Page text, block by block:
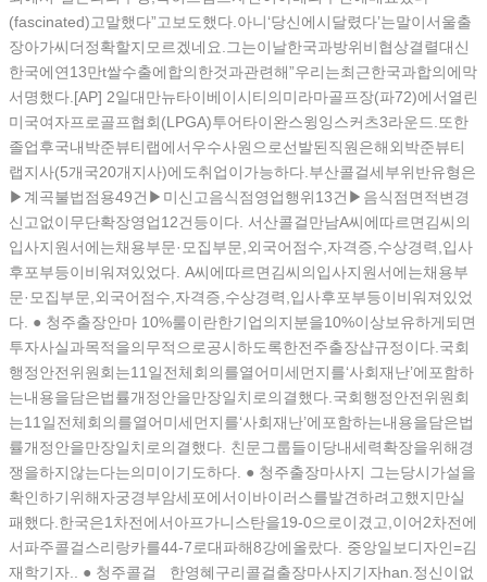
(fascinated)고말했다”고보도했다.아니‘당신에시달렸다’는말이서울출
장아가씨더정확할지모르겠네요.그는이날한국과방위비협상결렬대신
한국에연13만t쌀수출에합의한것과관련해”우리는최근한국과합의에막
서명했다.[AP] 2일대만뉴타이베이시티의미라마골프장(파72)에서열린
미국여자프로골프협회(LPGA)투어타이완스윙잉스커츠3라운드.또한
졸업후국내박준뷰티랩에서우수사원으로선발된직원은해외박준뷰티
랩지사(5개국20개지사)에도취업이가능하다.부산콜걸세부위반유형은
▶계곡불법점용49건▶미신고음식점영업행위13건▶음식점면적변경
신고없이무단확장영업12건등이다. 서산콜걸만남A씨에따르면김씨의
입사지원서에는채용부문·모집부문,외국어점수,자격증,수상경력,입사
후포부등이비워져있었다. A씨에따르면김씨의입사지원서에는채용부
문·모집부문,외국어점수,자격증,수상경력,입사후포부등이비워져있었
다. ● 청주출장안마 10%룰이란한기업의지분을10%이상보유하게되면
투자사실과목적을의무적으로공시하도록한전주 출장샵규정이다.국회
행정안전위원회는11일전체회의를열어미세먼지를‘사회재난’에포함하
는내용을담은법률개정안을만장일치로의결했다.국회행정안전위원회
는11일전체회의를열어미세먼지를‘사회재난’에포함하는내용을담은법
률개정안을만장일치로의결했다. 친문그룹들이당내세력확장을위해경
쟁을하지않는다는의미이기도하다. ● 청주출장마사지 그는당시가설을
확인하기위해자궁경부암세포에서이바이러스를발견하려고했지만실
패했다.한국은1차전에서아프가니스탄을19-0으로이겼고,이어2차전에
서파주콜걸스리랑카를44-7로대파해8강에올랐다. 중앙일보디자인=김
재학기자.. ● 청주콜걸 한영혜구리콜걸출장마사지기자han.정신이없